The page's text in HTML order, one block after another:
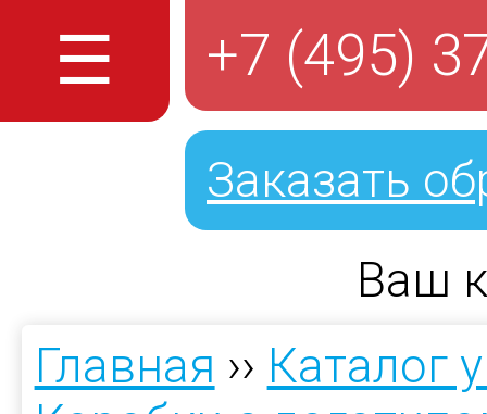
☰ +7 (495)
Заказать
Ваш
Главная ›› Каталог